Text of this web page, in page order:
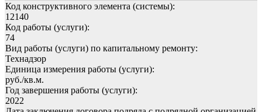
Код конструктивного элемента (системы):
12140
Код работы (услуги):
74
Вид работы (услуги) по капитальному ремонту:
Технадзор
Единица измерения работы (услуги):
руб./кв.м.
Год завершения работы (услуги):
2022